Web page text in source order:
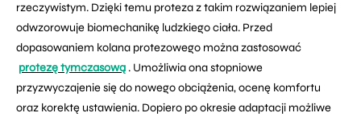
rzeczywistym. Dzięki temu proteza z takim rozwiązaniem lepiej
odwzorowuje biomechanikę ludzkiego ciała. Przed
dopasowaniem kolana protezowego można zastosować
protezę tymczasową . Umożliwia ona stopniowe
przyzwyczajenie się do nowego obciążenia, ocenę komfortu
oraz korektę ustawienia. Dopiero po okresie adaptacji możliwe